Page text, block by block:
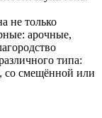
не только
арочные,
типа:
со смещённой или